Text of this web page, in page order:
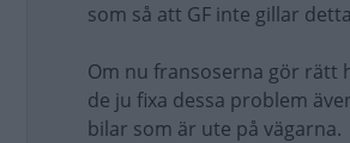
som så att GF inte gillar
Om nu fransoserna gör rätt
de ju fixa dessa problem
bilar som är ute på vägarna.